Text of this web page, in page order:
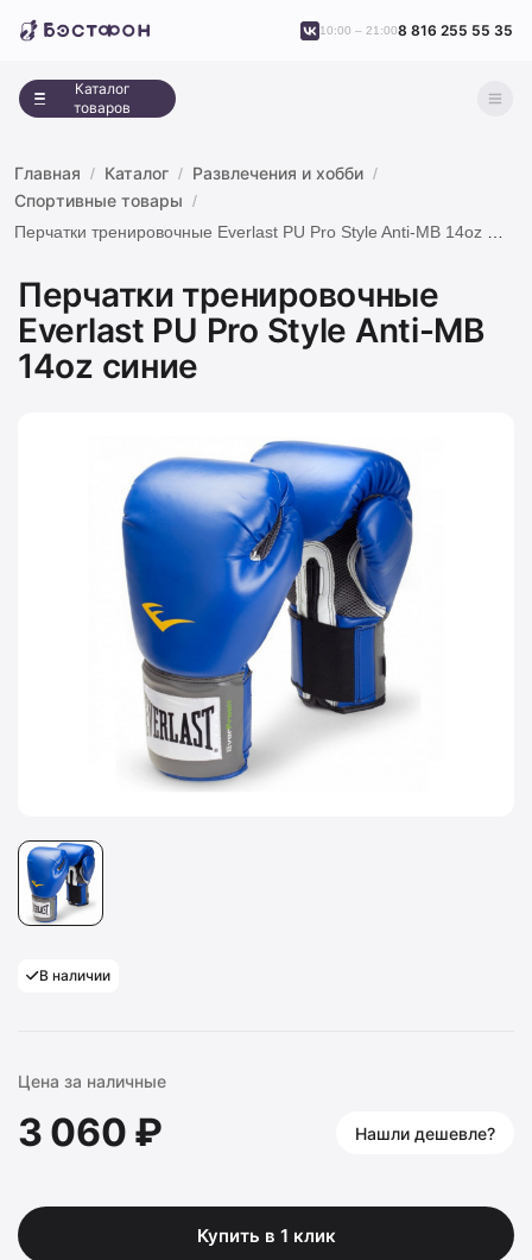
Каталог
товаров
10:00 – 21:008 816 255 55 35
Главная Каталог
Развлечения и хобби
Спортивные товары
Перчатки тренировочные
Everlast PU Pro Style Anti-MB
14oz синие
В наличии
Цена за наличные
3 060 ₽ Нашли дешевле?
Купить в 1 клик